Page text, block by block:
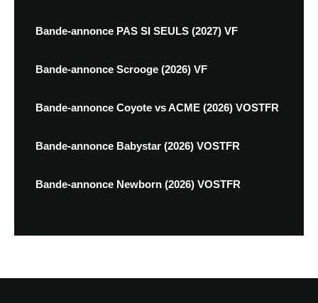
Bande-annonce PAS SI SEULS (2027) VF
Bande-annonce Scrooge (2026) VF
Bande-annonce Coyote vs ACME (2026) VOSTFR
Bande-annonce Babystar (2026) VOSTFR
Bande-annonce Newborn (2026) VOSTFR